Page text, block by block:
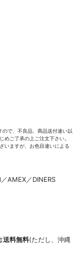
で、不良品、商品送付違い以
めご了承の上ご注文下さい。
いますが、お色目違いによる
AMEX／DINERS
送料無料(ただし、沖縄